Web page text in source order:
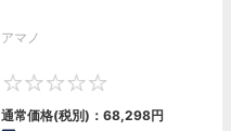
アマノ
通常価格(税別)： 68,298円